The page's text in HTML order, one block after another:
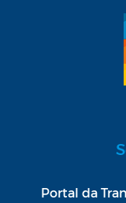
Portal da